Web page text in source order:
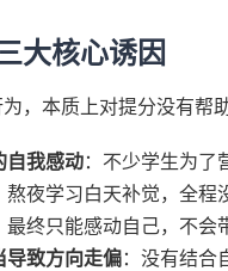
大核心诱因
，本质上对提分没有帮
自我感动：不少学生为了
夜学习白天补觉，全程
终只能感动自己，不会
导致方向走偏：没有结合